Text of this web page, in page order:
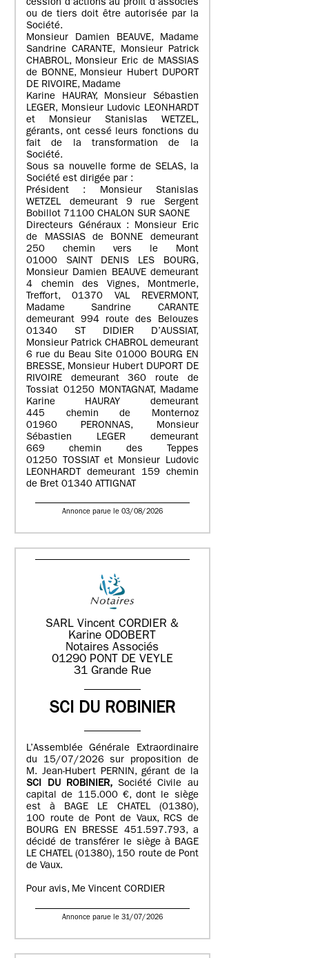
cession d’actions au profit d’associés
ou de tiers doit être autorisée par la
Société.
Monsieur Damien BEAUVE, Madame
Sandrine CARANTE, Monsieur Patrick
CHABROL, Monsieur Eric de MASSIAS
de BONNE, Monsieur Hubert DUPORT
DE RIVOIRE, Madame
Karine HAURAY, Monsieur Sébastien
LEGER, Monsieur Ludovic LEONHARDT
et Monsieur Stanislas WETZEL,
gérants, ont cessé leurs fonctions du
fait de la transformation de la
Société.
Sous sa nouvelle forme de SELAS, la
Société est dirigée par :
Président : Monsieur Stanislas
WETZEL demeurant 9 rue Sergent
Bobillot 71100 CHALON SUR SAONE
Directeurs Généraux : Monsieur Eric
de MASSIAS de BONNE demeurant
250 chemin vers le Mont
01000 SAINT DENIS LES BOURG,
Monsieur Damien BEAUVE demeurant
4 chemin des Vignes, Montmerle,
Treffort, 01370 VAL REVERMONT,
Madame Sandrine CARANTE
demeurant 994 route des Belouzes
01340 ST DIDIER D’AUSSIAT,
Monsieur Patrick CHABROL demeurant
6 rue du Beau Site 01000 BOURG EN
BRESSE, Monsieur Hubert DUPORT DE
RIVOIRE demeurant 360 route de
Tossiat 01250 MONTAGNAT, Madame
Karine HAURAY demeurant
445 chemin de Monternoz
01960 PERONNAS, Monsieur
Sébastien LEGER demeurant
669 chemin des Teppes
01250 TOSSIAT et Monsieur Ludovic
LEONHARDT demeurant 159 chemin
de Bret 01340 ATTIGNAT
Annonce parue le 03/08/2026
SARL Vincent CORDIER &
Karine ODOBERT
Notaires Associés
01290 PONT DE VEYLE
31 Grande Rue
SCI DU ROBINIER
L’Assemblée Générale Extraordinaire
du 15/07/2026 sur proposition de
M. Jean-Hubert PERNIN, gérant de la
SCI DU ROBINIER, Société Civile au
capital de 115.000 €, dont le siège
est à BAGE LE CHATEL (01380),
100 route de Pont de Vaux, RCS de
BOURG EN BRESSE 451.597.793, a
décidé de transférer le siège à BAGE
LE CHATEL (01380), 150 route de Pont
de Vaux.
Pour avis, Me Vincent CORDIER
Annonce parue le 31/07/2026